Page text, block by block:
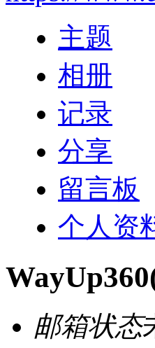
主题
相册
记录
分享
留言板
个人资
WayUp360
邮箱状态